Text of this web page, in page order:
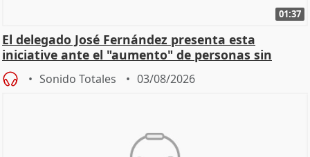
01:37
El delegado José Fernández presenta esta
iniciative ante el "aumento" de personas sin
hogar en Madri
Sonido Totales 03/08/2026